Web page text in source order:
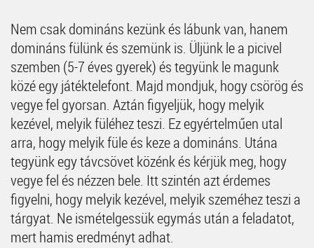
Nem csak domináns kezünk és lábunk van, hanem
domináns fülünk és szemünk is. Üljünk le a picivel
szemben (5-7 éves gyerek) és tegyünk le magunk
közé egy játéktelefont. Majd mondjuk, hogy csörög és
vegye fel gyorsan. Aztán figyeljük, hogy melyik
kezével, melyik füléhez teszi. Ez egyértelműen utal
arra, hogy melyik füle és keze a domináns. Utána
tegyünk egy távcsövet közénk és kérjük meg, hogy
vegye fel és nézzen bele. Itt szintén azt érdemes
figyelni, hogy melyik kezével, melyik szeméhez teszi a
tárgyat. Ne ismételgessük egymás után a feladatot,
mert hamis eredményt adhat.